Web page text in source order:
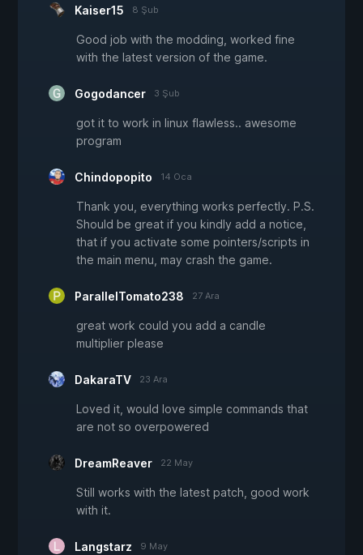
Kaiser15 8 Şub
Good job with the modding, worked fine
with the latest version of the game.
Gogodancer 3 Şub
got it to work in linux flawless.. awesome
program
Chindopopito 14 Oca
Thank you, everything works perfectly. P.S.
Should be great if you kindly add a notice,
that if you activate some pointers/scripts in
the main menu, may crash the game.
ParallelTomato238 27 Ara
great work could you add a candle
multiplier please
DakaraTV 23 Ara
Loved it, would love simple commands that
are not so overpowered
DreamReaver 22 May
Still works with the latest patch, good work
with it.
Langstarz 9 May